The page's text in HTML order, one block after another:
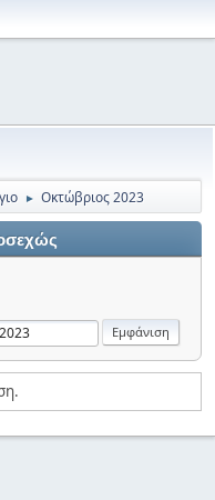
► Οκτώβριος 2023